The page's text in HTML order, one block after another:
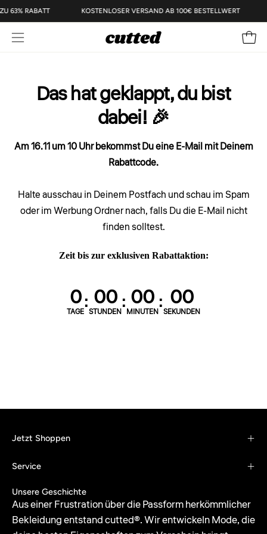
Inhalt
überspringen
63% RABATT KOSTENLOSER VERSAND AB 100€ BESTELLWERT
Navigationsmenü
Das hat geklappt, du bist
dabei! 🎉
Am 16.11 um 10 Uhr bekommst Du eine E-Mail mit Deinem
Rabattcode.
Halte ausschau in Deinem Postfach und schau im Spam
oder im Werbung Ordner nach, falls Du die E-Mail nicht
finden solltest.
Zeit bis zur exklusiven Rabattaktion:
0
TAGE: 00
STUNDEN: 00
MINUTEN: 00
SEKUNDEN
Jetzt Shoppen
Service
Unsere Geschichte
Aus einer Frustration über die Passform herkömmlicher
Bekleidung entstand cutted®. Wir entwickeln Mode, die